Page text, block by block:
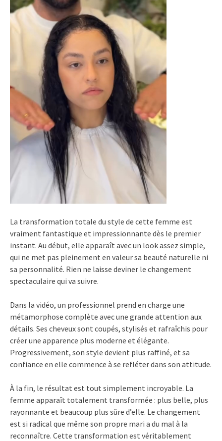
La transformation totale du style de cette femme est
vraiment fantastique et impressionnante dès le premier
instant. Au début, elle apparaît avec un look assez simple,
qui ne met pas pleinement en valeur sa beauté naturelle ni
sa personnalité. Rien ne laisse deviner le changement
spectaculaire qui va suivre.
Dans la vidéo, un professionnel prend en charge une
métamorphose complète avec une grande attention aux
détails. Ses cheveux sont coupés, stylisés et rafraîchis pour
créer une apparence plus moderne et élégante.
Progressivement, son style devient plus raffiné, et sa
confiance en elle commence à se refléter dans son attitude.
À la fin, le résultat est tout simplement incroyable. La
femme apparaît totalement transformée : plus belle, plus
rayonnante et beaucoup plus sûre d’elle. Le changement
est si radical que même son propre mari a du mal à la
reconnaître. Cette transformation est véritablement